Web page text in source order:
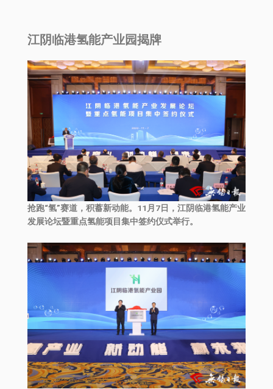
江阴临港氢能产业园揭牌
抢跑“氢”赛道，积蓄新动能。11月7日，江阴临港氢能产业
发展论坛暨重点氢能项目集中签约仪式举行。